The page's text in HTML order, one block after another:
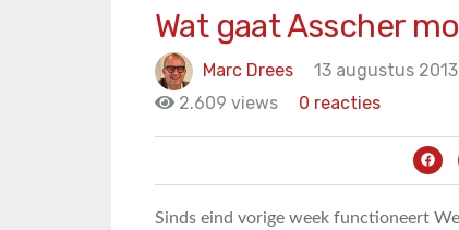
Wat gaat Asscher
Marc Drees 13 augustus 2013
2.609 views
0 reacties
Sinds eind vorige week functioneert